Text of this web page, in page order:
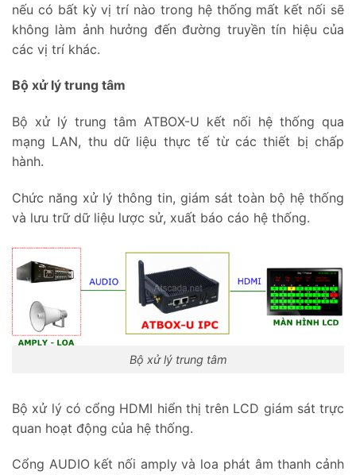
nếu có bất kỳ vị trí nào trong hệ thống mất kết nối sẽ
không làm ảnh hưởng đến đường truyền tín hiệu của
các vị trí khác.
Bộ xử lý trung tâm
Bộ xử lý trung tâm ATBOX-U kết nối hệ thống qua
mạng LAN, thu dữ liệu thực tế từ các thiết bị chấp
hành.
Chức năng xử lý thông tin, giám sát toàn bộ hệ thống
và lưu trữ dữ liệu lược sử, xuất báo cáo hệ thống.
Bộ xử lý trung tâm
Bộ xử lý có cổng HDMI hiển thị trên LCD giám sát trực
quan hoạt động của hệ thống.
Cổng AUDIO kết nối amply và loa phát âm thanh cảnh